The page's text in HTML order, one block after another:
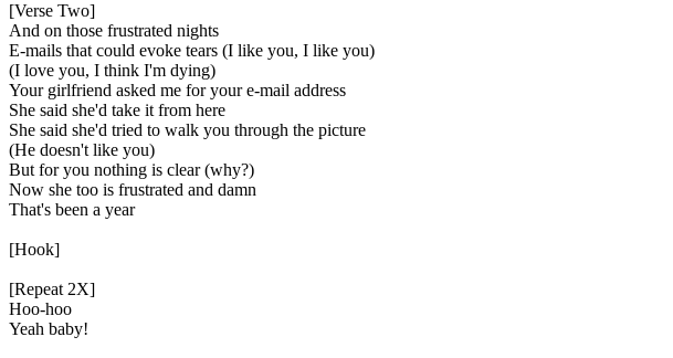
[Verse Two]
And on those frustrated nights
E-mails that could evoke tears (I like you, I like you)
(I love you, I think I'm dying)
Your girlfriend asked me for your e-mail address
She said she'd take it from here
She said she'd tried to walk you through the picture
(He doesn't like you)
But for you nothing is clear (why?)
Now she too is frustrated and damn
That's been a year
[Hook]
[Repeat 2X]
Hoo-hoo
Yeah baby!